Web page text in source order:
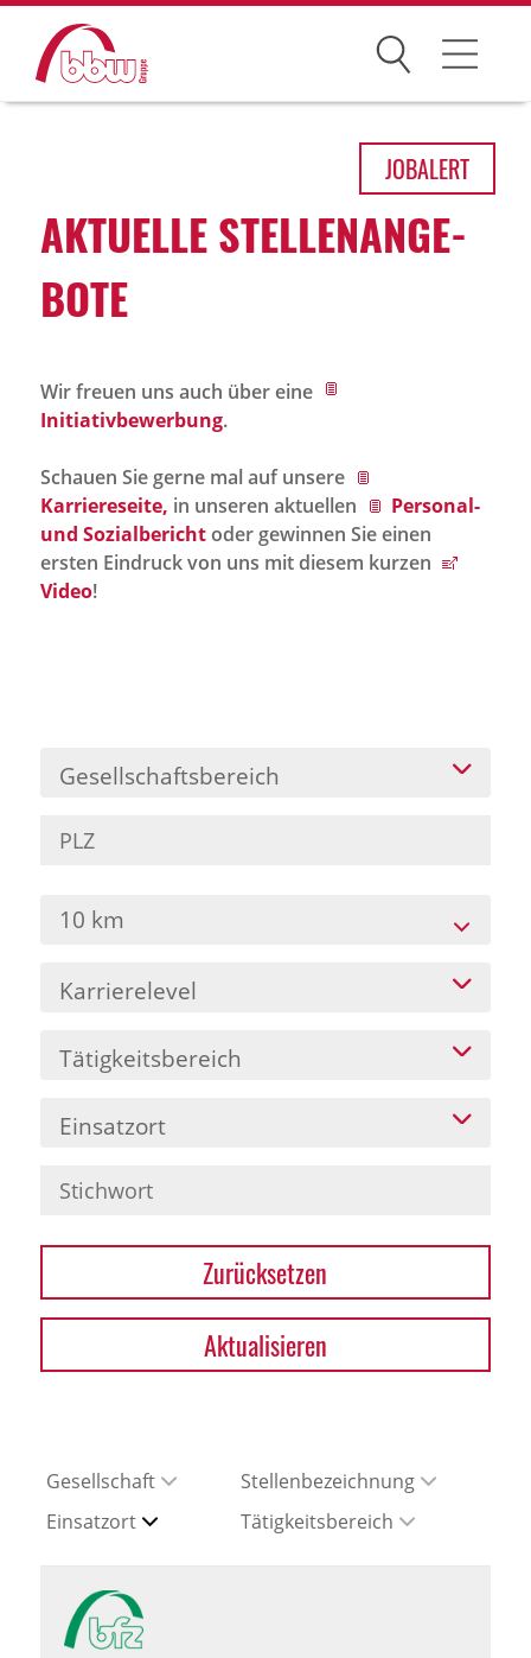
Suchen
Über uns
Historie
bbw als Arbeitgeber
Jobportal
Presse und Medien
Karriere
Presse
News Archiv
JOBALERT
AKTU­ELLE STEL­LEN­AN­GE­
BOTE
Wir freuen uns auch über eine
Initiativbewerbung.
Schauen Sie gerne mal auf unsere
Karriereseite, in unseren aktuellen
Personal-
und Sozialberichtoder gewinnen Sie einen
ersten Eindruck von uns mit diesem kurzen
Video!
Gesellschaftsbereich
10 km
Karrierelevel
Tätigkeitsbereich
Einsatzort
Zurücksetzen
Aktualisieren
Gesellschaft
Stellenbezeichnung
Einsatzort
Tätigkeitsbereich